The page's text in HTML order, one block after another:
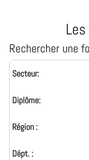
Rechercher une
Secteur:
Diplôme:
Région :
Dépt. :